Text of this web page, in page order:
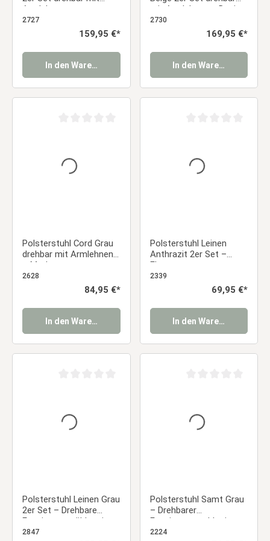
Armlehnen –
Komfortable
Esszimmerstühle im
Retro-Stil Essstuhl
2727
Regulärer Preis:
159,95 €*
In den Warenkorb
mit Armlehnen – Design
Esszimmerstühle
2730
Regulärer Preis:
169,95 €*
In den Warenkorb
Polsterstuhl Cord Grau
drehbar mit Armlehnen
– Moderner
Esszimmerstuhl im
Retro-Look Essstuhl
2628
Regulärer Preis:
84,95 €*
In den Warenkorb
Polsterstuhl Leinen
Anthrazit 2er Set –
Elegante
Esszimmerstühle mit
abgerundeter Lehne &
Essstuhl
2339
Regulärer Preis:
69,95 €*
In den Warenkorb
Polsterstuhl Leinen Grau
2er Set – Drehbare
Esszimmerstühle mit
Armlehnen &
2847
Polsterstuhl Samt Grau
– Drehbarer
Esszimmerstuhl mit
Armlehnen &
2224